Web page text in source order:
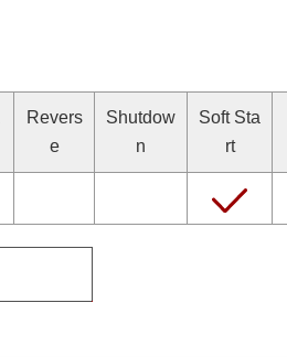
Revers
e
Shutdow
n
Soft Sta
rt